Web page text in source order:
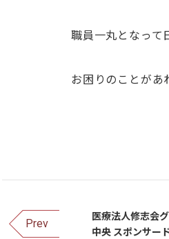
職員一丸となって
お困りのことがあ
Prev
医療法人修志会
中央 スポンサー